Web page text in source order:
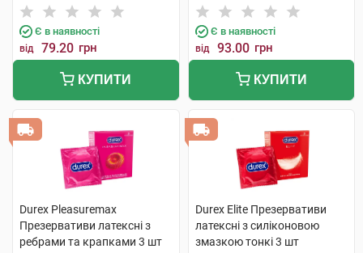
Є в наявності
від 79.20 грн
КУПИТИ
Мануфектурінг
Є в наявності
від 93.00 грн
КУПИТИ
Durex Pleasuremax
Презервативи латексні з
ребрами та крапками 3 шт
Durex Elite Презервативи
латексні з силіконовою
змазкою тонкі 3 шт